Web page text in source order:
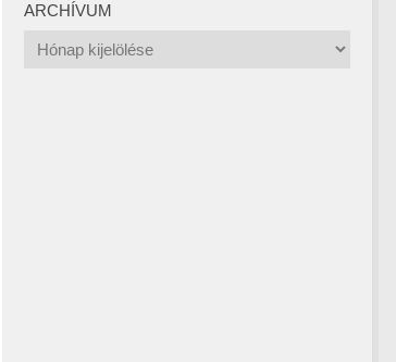
ARCHÍVUM
Archívum